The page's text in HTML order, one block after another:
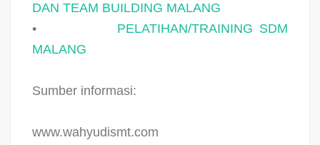
DAN TEAM BUILDING MALANG
•
PELATIHAN/TRAINING SDM
MALANG
Sumber informasi:
www.wahyudismt.com